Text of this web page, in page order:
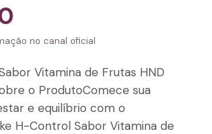
no canal oficial
Vitamina de Frutas HND
o ProdutoComece sua
e equilíbrio com o
H-Control Sabor Vitamina de